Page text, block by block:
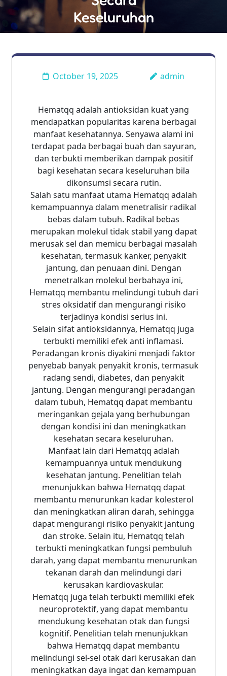
Keseluruhan
October 19, 2025 admin
Hematqq adalah antioksidan kuat yang
mendapatkan popularitas karena berbagai
manfaat kesehatannya. Senyawa alami ini
terdapat pada berbagai buah dan sayuran,
dan terbukti memberikan dampak positif
bagi kesehatan secara keseluruhan bila
dikonsumsi secara rutin.
Salah satu manfaat utama Hematqq adalah
kemampuannya dalam menetralisir radikal
bebas dalam tubuh. Radikal bebas
merupakan molekul tidak stabil yang dapat
merusak sel dan memicu berbagai masalah
kesehatan, termasuk kanker, penyakit
jantung, dan penuaan dini. Dengan
menetralkan molekul berbahaya ini,
Hematqq membantu melindungi tubuh dari
stres oksidatif dan mengurangi risiko
terjadinya kondisi serius ini.
Selain sifat antioksidannya, Hematqq juga
terbukti memiliki efek anti inflamasi.
Peradangan kronis diyakini menjadi faktor
penyebab banyak penyakit kronis, termasuk
radang sendi, diabetes, dan penyakit
jantung. Dengan mengurangi peradangan
dalam tubuh, Hematqq dapat membantu
meringankan gejala yang berhubungan
dengan kondisi ini dan meningkatkan
kesehatan secara keseluruhan.
Manfaat lain dari Hematqq adalah
kemampuannya untuk mendukung
kesehatan jantung. Penelitian telah
menunjukkan bahwa Hematqq dapat
membantu menurunkan kadar kolesterol
dan meningkatkan aliran darah, sehingga
dapat mengurangi risiko penyakit jantung
dan stroke. Selain itu, Hematqq telah
terbukti meningkatkan fungsi pembuluh
darah, yang dapat membantu menurunkan
tekanan darah dan melindungi dari
kerusakan kardiovaskular.
Hematqq juga telah terbukti memiliki efek
neuroprotektif, yang dapat membantu
mendukung kesehatan otak dan fungsi
kognitif. Penelitian telah menunjukkan
bahwa Hematqq dapat membantu
melindungi sel-sel otak dari kerusakan dan
meningkatkan daya ingat dan kemampuan